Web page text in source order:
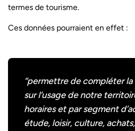
termes de tourisme.
Ces données pourraient en effet :
“permettre de compléter la
sur l’usage de notre
horaires et par segment
étude, loisir, culture,